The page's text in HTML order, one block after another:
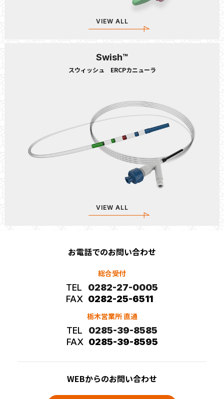
VIEW ALL
Swish™
スウィッシュ ERCPカニューラ
VIEW ALL
お電話でのお問い合わせ
総合受付
TEL
0282-27-0005
FAX 0282-25-6511
栃木営業所 直通
TEL
0285-39-8585
FAX 0285-39-8595
WEBからのお問い合わせ